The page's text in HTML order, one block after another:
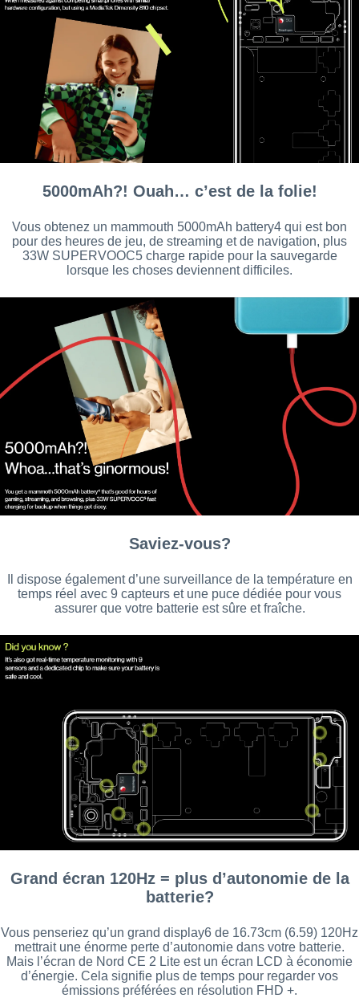
5000mAh?! Ouah… c’est de la folie!
Vous obtenez un mammouth 5000mAh battery4 qui est bon
pour des heures de jeu, de streaming et de navigation, plus
33W SUPERVOOC5 charge rapide pour la sauvegarde
lorsque les choses deviennent difficiles.
Saviez-vous?
Il dispose également d’une surveillance de la température en
temps réel avec 9 capteurs et une puce dédiée pour vous
assurer que votre batterie est sûre et fraîche.
Grand écran 120Hz = plus d’autonomie de la
batterie?
Vous penseriez qu’un grand display6 de 16.73cm (6.59) 120Hz
mettrait une énorme perte d’autonomie dans votre batterie.
Mais l’écran de Nord CE 2 Lite est un écran LCD à économie
d’énergie. Cela signifie plus de temps pour regarder vos
émissions préférées en résolution FHD +.